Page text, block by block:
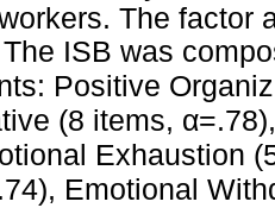
The factor
ISB was
Positive
(8 items, α
Exhaustion
Emotional